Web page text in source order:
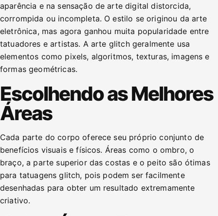
aparência e na sensação de arte digital distorcida,
corrompida ou incompleta. O estilo se originou da arte
eletrônica, mas agora ganhou muita popularidade entre
tatuadores e artistas. A arte glitch geralmente usa
elementos como pixels, algoritmos, texturas, imagens e
formas geométricas.
Escolhendo as Melhores
Áreas
Cada parte do corpo oferece seu próprio conjunto de
benefícios visuais e físicos. Áreas como o ombro, o
braço, a parte superior das costas e o peito são ótimas
para tatuagens glitch, pois podem ser facilmente
desenhadas para obter um resultado extremamente
criativo.